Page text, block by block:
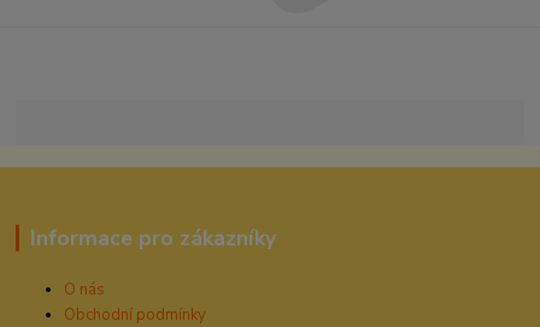
Informace pro zákazníky
O nás
Obchodní podmínky